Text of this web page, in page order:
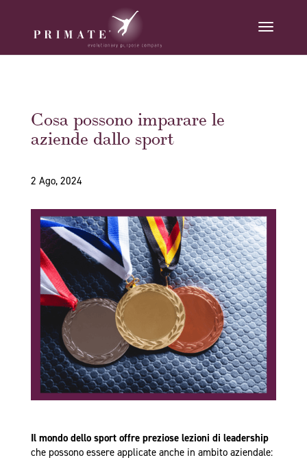
Cosa possono imparare le
aziende dallo sport
2 Ago, 2024
Il mondo dello sport offre preziose lezioni di leadership
che possono essere applicate anche in ambito aziendale: